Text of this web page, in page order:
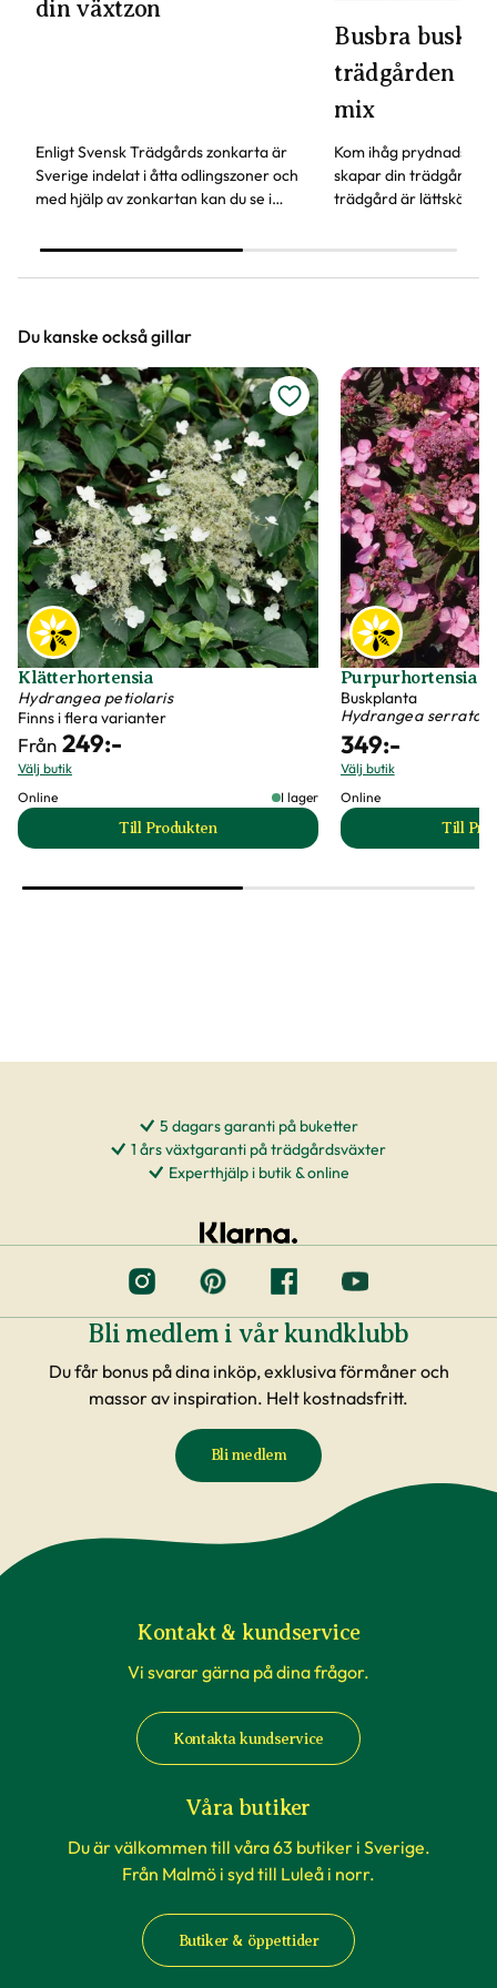
din växtzon
Enligt Svensk Trädgårds zonkarta är
Sverige indelat i åtta odlingszoner och
med hjälp av zonkartan kan du se i
Busbra buskar
trädgården -
mix
Kom ihåg
skapar din trädgård.
trädgård är lättskötta,
marktäckare och
Du kanske också gillar
Klätterhortensia
Hydrangea petiolaris
Finns i flera varianter
Från 249:-
Välj butik
Online
I lager
Till Produkten
till Klätterhortensia produktsida
Purpurhortensia
Buskplanta
Hydrangea serrata
349:-
Välj butik
Online
Till
5 dagars garanti på buketter
1 års växtgaranti på trädgårdsväxter
Experthjälp i butik & online
Bli medlem i vår kundklubb
Du får bonus på dina inköp, exklusiva förmåner och
massor av inspiration. Helt kostnadsfritt.
Bli medlem
Kontakt & kundservice
Vi svarar gärna på dina frågor.
Kontakta kundservice
Våra butiker
Du är välkommen till våra 63 butiker i Sverige.
Från Malmö i syd till Luleå i norr.
Butiker & öppettider